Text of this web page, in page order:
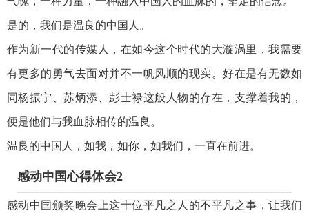
是的，我们是温良的中国人。
作为新一代的传媒人，在如今这个时代的大漩涡里，我需要
有更多的勇气去面对并不一帆风顺的现实。好在是有无数如
同杨振宁、苏炳添、彭士禄这般人物的存在，支撑着我的，
便是他们与我血脉相传的温良。
温良的中国人，如我，如你，如我们，一直在前进。
感动中国心得体会2
感动中国颁奖晚会上这十位平凡之人的不平凡之事，让我们